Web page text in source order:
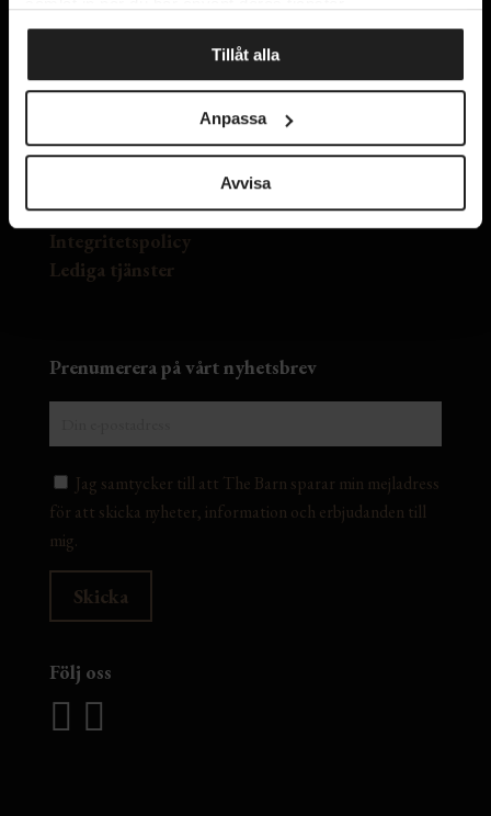
Tillåt alla
Anpassa
Avvisa
Kyrkogatan 11
Karta
Om oss
Integritetspolicy
Lediga tjänster
Prenumerera på vårt nyhetsbrev
Jag samtycker till att The Barn sparar min mejladress
för att skicka nyheter, information och erbjudanden till
mig.
Följ oss